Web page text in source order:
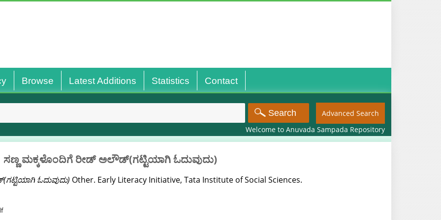
Browse Latest Additions Statistics Contact
Advanced Search
Welcome to Anuvada Sampada Repository
ಸಣ್ಣ ಮಕ್ಕಳೊಂದಿಗೆ ರೀಡ್ ಅಲೌಡ್(ಗಟ್ಟಿಯಾಗಿ ಓದುವುದು)
ಓದುವುದು) Other. Early Literacy Initiative, Tata Institute of Social Sciences.